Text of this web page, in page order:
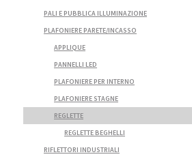
PALI E PUBBLICA ILLUMINAZIONE
PLAFONIERE PARETE/INCASSO
APPLIQUE
PANNELLI LED
PLAFONIERE PER INTERNO
PLAFONIERE STAGNE
REGLETTE
REGLETTE BEGHELLI
RIFLETTORI INDUSTRIALI